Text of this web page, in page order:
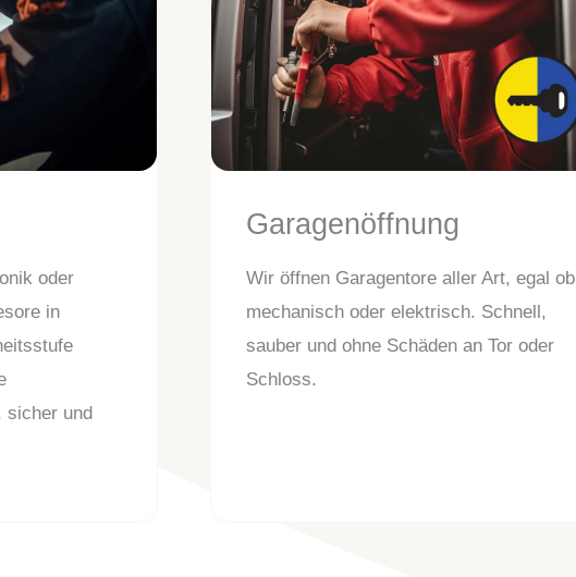
oder
in
sicher und
Garagenöffnung
Wir öffnen Garagentore aller Art, egal ob
mechanisch oder elektrisch. Schnell,
sauber und ohne Schäden an Tor oder
Schloss.